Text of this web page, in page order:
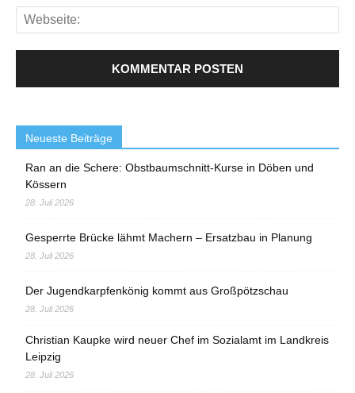
Neueste Beiträge
Ran an die Schere: Obstbaumschnitt-Kurse in Döben und
Kössern
28. Juli 2026
Gesperrte Brücke lähmt Machern – Ersatzbau in Planung
28. Juli 2026
Der Jugendkarpfenkönig kommt aus Großpötzschau
28. Juli 2026
Christian Kaupke wird neuer Chef im Sozialamt im Landkreis
Leipzig
28. Juli 2026